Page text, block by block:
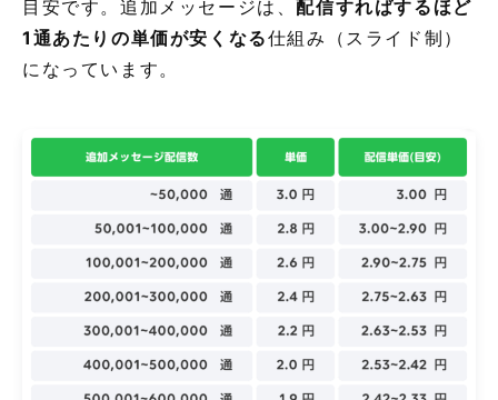
目安です。追加メッセージは、配信すればするほど
1通あたりの単価が安くなる仕組み（スライド制）
になっています。